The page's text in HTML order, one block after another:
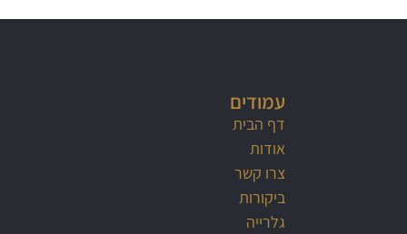
עמודים
דף הבית
אודות
צרו קשר
ביקורות
גלרייה